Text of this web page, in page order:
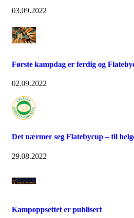
03.09.2022
Første kampdag er ferdig og
02.09.2022
Det nærmer seg Flatebycup – til
29.08.2022
Kampoppsettet er publisert